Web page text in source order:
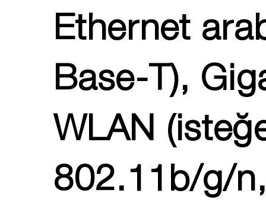
Ethernet
Base-T),
WLAN
802.11b/g/n,